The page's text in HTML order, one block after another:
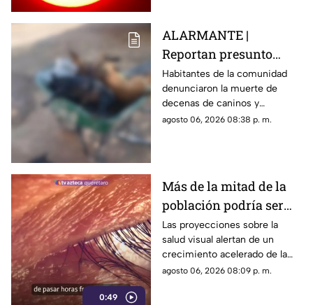
ALARMANTE |
Reportan presunto
env3nen4miento de al
menos 23 perros en
esta zona de Querétaro:
IMAGENES SENSIBLES
Habitantes de la comunidad
denunciaron la muerte de
decenas de caninos y
solicitaron que se esclarezcan
agosto 06, 2026 08:38 p. m.
0:49
Más de la mitad de la
población podría ser
miope en 2050;
especialistas advierten
las causas
Las proyecciones sobre la
salud visual alertan de un
crecimiento acelerado de la
miopía y señalan que pasar
agosto 06, 2026 08:09 p. m.